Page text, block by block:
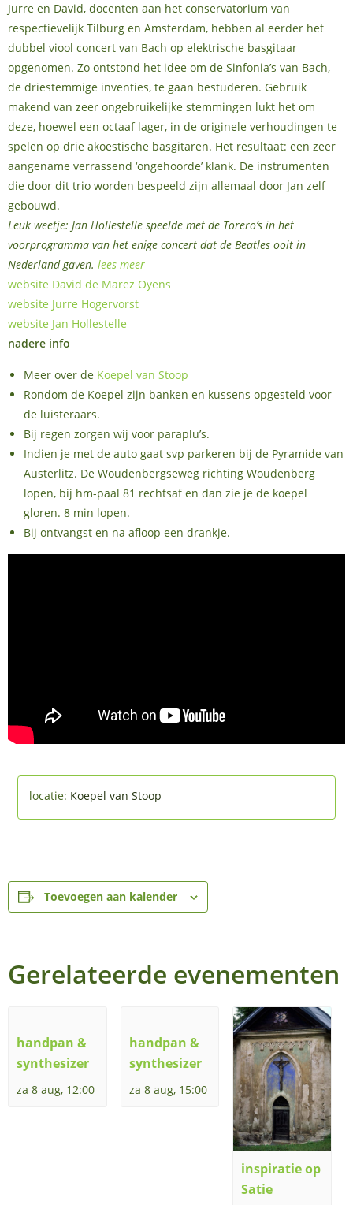
Jurre en David, docenten aan het conservatorium van
respectievelijk Tilburg en Amsterdam, hebben al eerder het
dubbel viool concert van Bach op elektrische basgitaar
opgenomen. Zo ontstond het idee om de Sinfonia’s van Bach,
de driestemmige inventies, te gaan bestuderen. Gebruik
makend van zeer ongebruikelijke stemmingen lukt het om
deze, hoewel een octaaf lager, in de originele verhoudingen te
spelen op drie akoestische basgitaren. Het resultaat: een zeer
aangename verrassend ‘ongehoorde’ klank. De instrumenten
die door dit trio worden bespeeld zijn allemaal door Jan zelf
gebouwd.
Leuk weetje: Jan Hollestelle speelde met de Torero’s in het
voorprogramma van het enige concert dat de Beatles ooit in
Nederland gaven. lees meer
website David de Marez Oyens
website Jurre Hogervorst
website Jan Hollestelle
nadere info
Meer over de Koepel van Stoop
Rondom de Koepel zijn banken en kussens opgesteld voor
de luisteraars.
Bij regen zorgen wij voor paraplu’s.
Indien je met de auto gaat svp parkeren bij de Pyramide van
Austerlitz. De Woudenbergseweg richting Woudenberg
lopen, bij hm-paal 81 rechtsaf en dan zie je de koepel
gloren. 8 min lopen.
Bij ontvangst en na afloop een drankje.
Koepel van Stoop
Toevoegen aan kalender
Gerelateerde evenementen
handpan &
synthesizer
za 8 aug, 12:00
handpan &
synthesizer
za 8 aug, 15:00
inspiratie op
Satie